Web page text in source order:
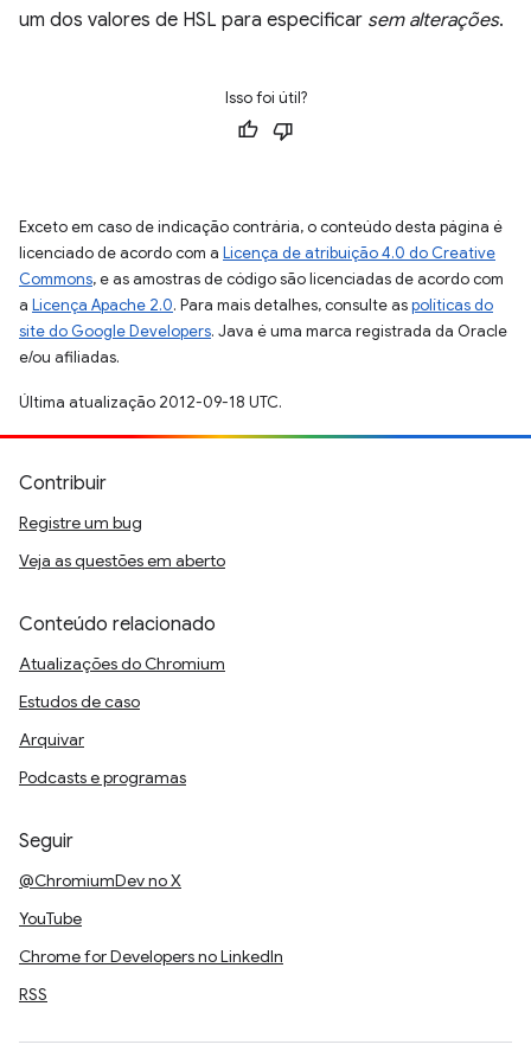
um dos valores de HSL para especificar sem alterações.
Isso foi útil?
Exceto em caso de indicação contrária, o conteúdo desta página é
licenciado de acordo com a Licença de atribuição 4.0 do Creative
Commons, e as amostras de código são licenciadas de acordo com
a Licença Apache 2.0. Para mais detalhes, consulte aspolíticas do
site do Google Developers. Java é uma marca registrada da Oracle
e/ou afiliadas.
Última atualização 2012-09-18 UTC.
Contribuir
Registre um bug
Veja as questões em aberto
Conteúdo relacionado
Atualizações do Chromium
Estudos de caso
Arquivar
Podcasts e programas
Seguir
@ChromiumDev no X
YouTube
Chrome for Developers no LinkedIn
RSS